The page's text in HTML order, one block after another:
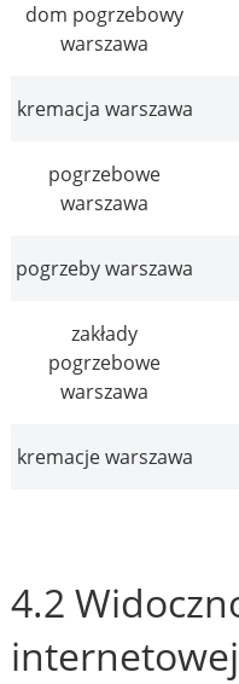
dom pogrzebowy
warszawa
kremacja warszawa
pogrzebowe
warszawa
pogrzeby warszawa
zakłady
pogrzebowe
warszawa
kremacje warszawa
4.2
internetowej